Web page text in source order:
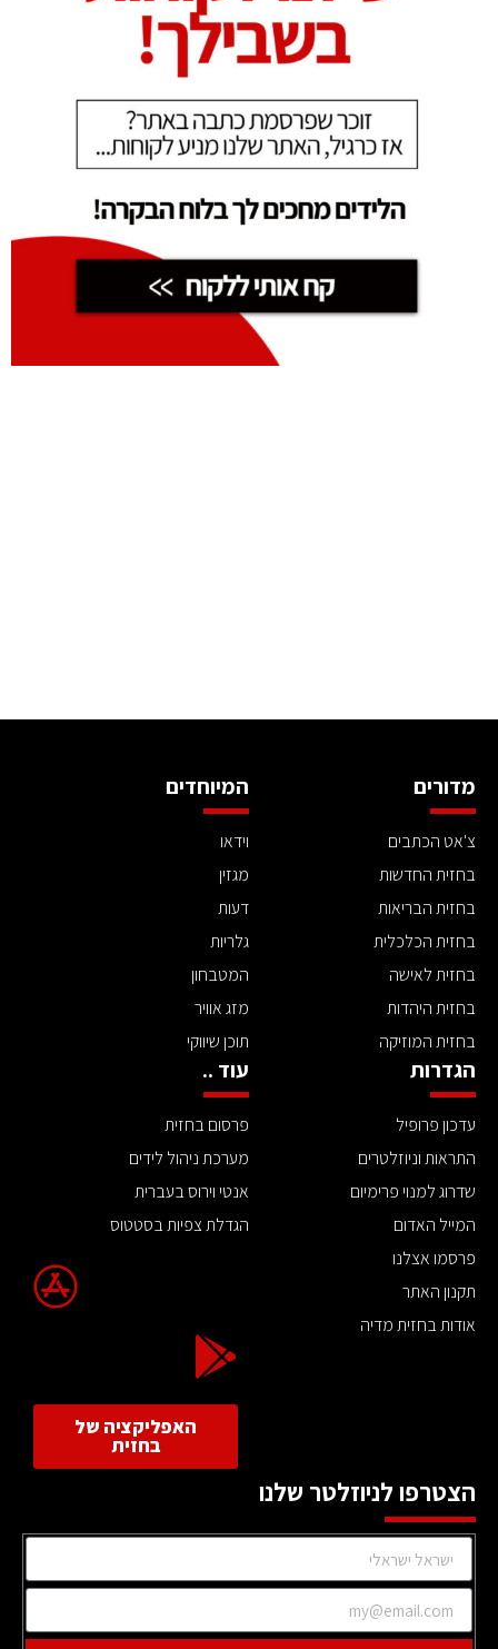
מדורים
צ'אט הכתבים
בחזית החדשות
בחזית הבריאות
בחזית הכלכלית
בחזית לאישה
בחזית היהדות
בחזית המוזיקה
המיוחדים
וידאו
מגזין
דעות
גלריות
המטבחון
מזג אוויר
תוכן שיווקי
הגדרות
עדכון פרופיל
התראות וניוזלטרים
שדרוג למנוי פרימיום
המייל האדום
פרסמו אצלנו
תקנון האתר
אודות בחזית מדיה
עוד ..
פרסום בחזית
מערכת ניהול לידים
אנטי וירוס בעברית
הגדלת צפיות בסטטוס
האפליקציה של
בחזית
הצטרפו לניוזלטר שלנו